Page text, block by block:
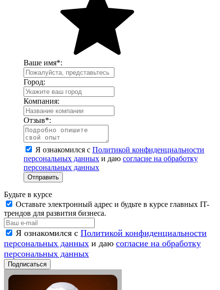
Ваше имя*:
Город:
Компания:
Отзыв*:
Я ознакомился с Политикой конфиденциальности
персональных данных и даю согласие на обработку
персональных данных
Отправить
Будьте в курсе
Оставьте электронный адрес и будьте в курсе главных IT-
трендов для развития бизнеса.
Я ознакомился с Политикой конфиденциальности
персональных данных и даю согласие на обработку
персональных данных